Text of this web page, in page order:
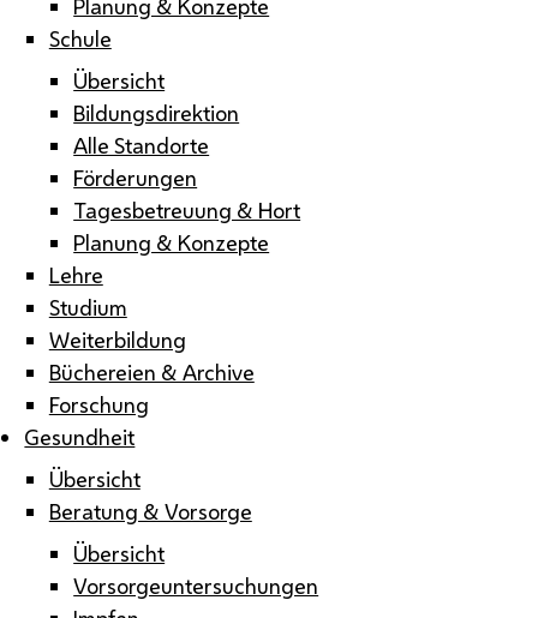
Schule
Übersicht
Bildungsdirektion
Alle Standorte
Förderungen
Tagesbetreuung & Hort
Planung & Konzepte
Lehre
Studium
Weiterbildung
Büchereien & Archive
Forschung
Gesundheit
Übersicht
Beratung & Vorsorge
Übersicht
Vorsorgeuntersuchungen